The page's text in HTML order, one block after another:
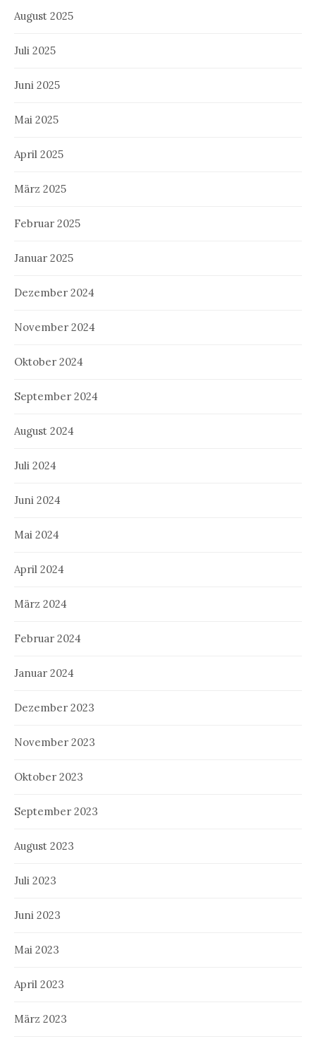
August 2025
Juli 2025
Juni 2025
Mai 2025
April 2025
März 2025
Februar 2025
Januar 2025
Dezember 2024
November 2024
Oktober 2024
September 2024
August 2024
Juli 2024
Juni 2024
Mai 2024
April 2024
März 2024
Februar 2024
Januar 2024
Dezember 2023
November 2023
Oktober 2023
September 2023
August 2023
Juli 2023
Juni 2023
Mai 2023
April 2023
März 2023